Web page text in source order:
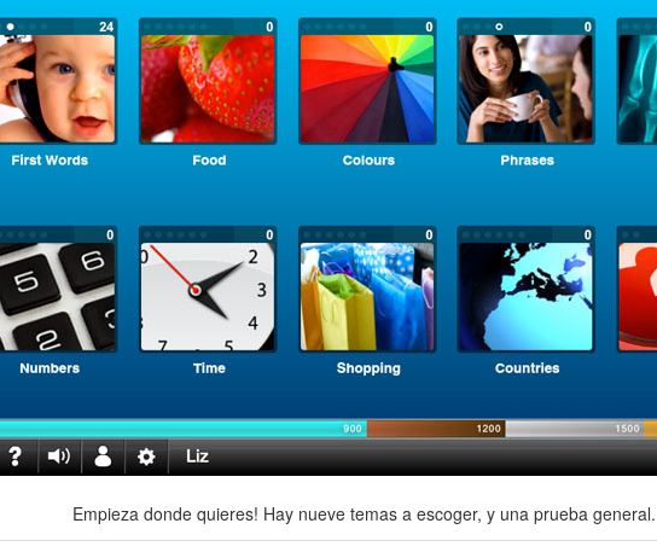
Empieza donde quieres! Hay nueve temas a escoger, y una prueba general.